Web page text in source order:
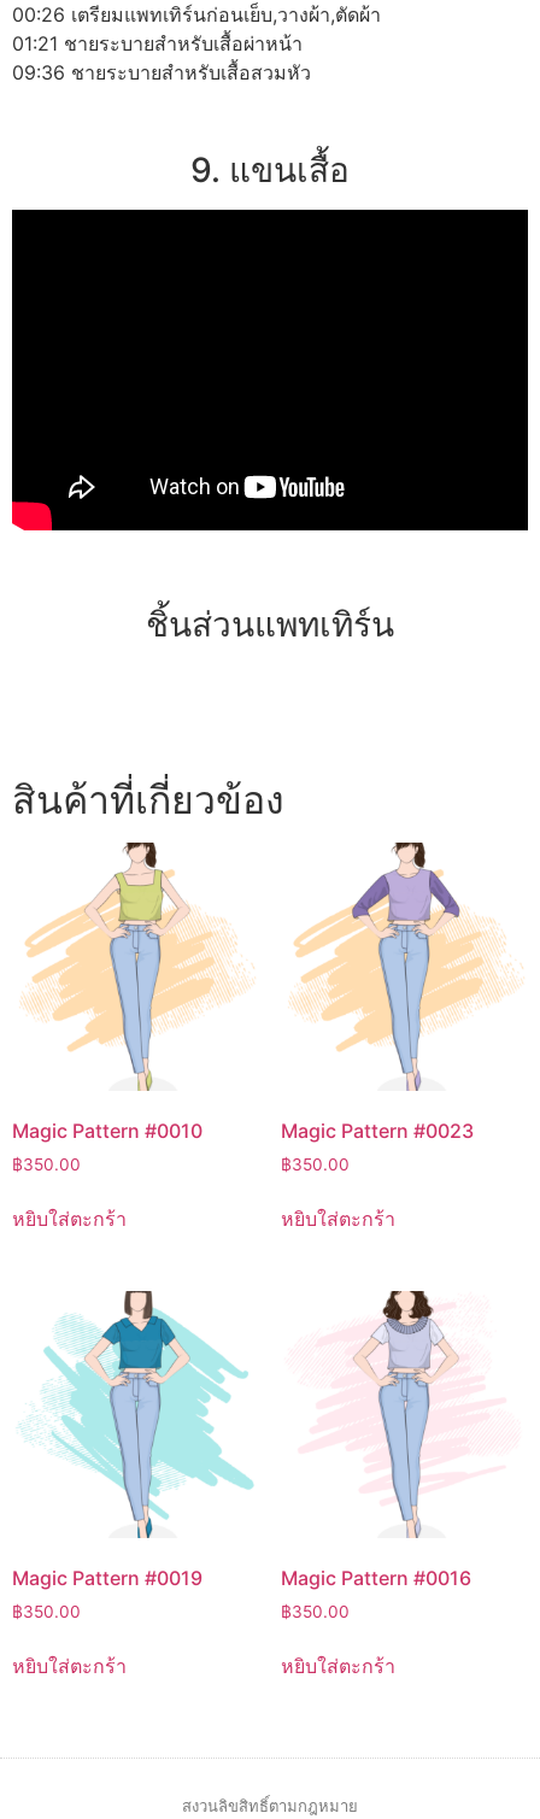
00:26 เตรียมแพทเทิร์นก่อนเย็บ,วางผ้า,ตัดผ้า
01:21 ชายระบายสำหรับเสื้อผ่าหน้า
09:36 ชายระบายสำหรับเสื้อสวมหัว
9. แขนเสื้อ
ชิ้นส่วนแพทเทิร์น
สินค้าที่เกี่ยวข้อง
Magic Pattern #0010
฿350.00
หยิบใส่ตะกร้า
Magic Pattern #0023
฿350.00
หยิบใส่ตะกร้า
Magic Pattern #0019
฿350.00
หยิบใส่ตะกร้า
Magic Pattern #0016
฿350.00
หยิบใส่ตะกร้า
สงวนลิขสิทธิ์ตามกฎหมาย